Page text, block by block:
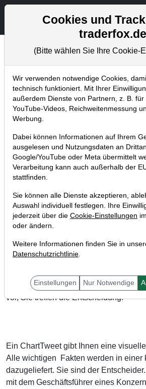
Tradingerfolge
Home Blog Tradingerfolge
SMA Solar +8%:
ChartTweet war ein
08.10.2015 um 15:04 Uhr | TraderFox
Trader Think Tank recherchieren, wir
vor, Sie treffen die Entscheidung.
Ein ChartTweet gibt Ihnen eine
Alle wichtigen Fakten werden in einer
dazugeliefert. Sie sind der
mit dem Geschäftsführer eines
Cookies und
traderfox.de
(Bitte wählen Sie Ihre Cookie-
Wir verwenden notwendige Cookies,
technisch funktioniert. Mit Ihrer
außerdem Dienste von Partnern, z. B.
YouTube-Videos, Reichweitenmessung
Werbung.
Dabei können Informationen auf Ihrem
ausgelesen und Nutzungsdaten an
Google/YouTube oder Meta übermittelt
Verarbeitung kann auch außerhalb der
stattfinden.
Sie können alle Dienste akzeptieren,
Auswahl individuell festlegen. Ihre
jederzeit über die Cookie-Einstellungen
oder ändern.
Weitere Informationen finden Sie in
Datenschutzrichtlinie.
Einstellungen Nur Notwendige